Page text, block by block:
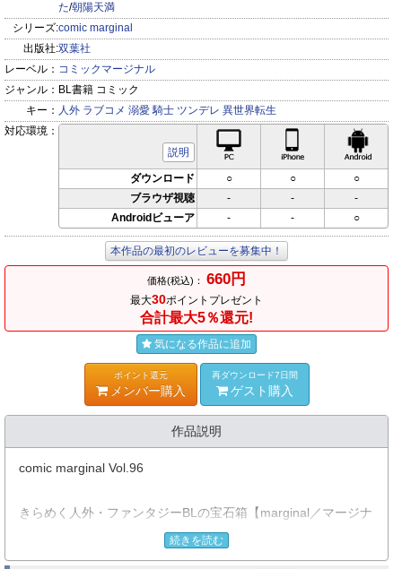
た/朝陽天満
シリーズ:comic marginal
出版社:双葉社
レーベル： コミックマージナル
ジャンル： BL書籍 コミック
キー： 人外 ラブコメ 溺愛 騎士 ツンデレ 異世界転生
対応環境：
説明
iPhone対応
ダウンロード ○ ○
○
ブラウザ視聴
- -
-
Androidビューア
- - ○
本作品の最初のレビューを募集中！
価格(税込)： 660円
最大30ポイントプレゼント
合計最大5％還元!
気になる作品に追加
ポイント還元
メンバー購入
再ダウンロード7日間
ゲスト購入
作品説明
comic marginal Vol.96
きらめく人外・ファンタジーBLの宝石箱【marginal／マージナ
人と人ならざるもの、現実と非現実の”狭間”＝”marginal”に生
続きを読む